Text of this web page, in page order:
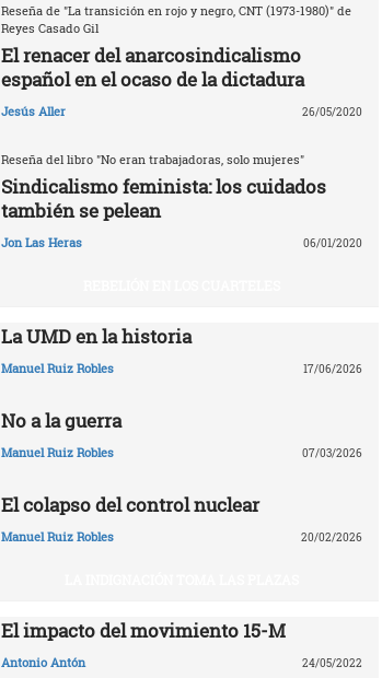
Reseña de "La transición en rojo y negro, CNT (1973-1980)" de
Reyes Casado Gil
El renacer del anarcosindicalismo
español en el ocaso de la dictadura
Jesús Aller 26/05/2020
Reseña del libro "No eran trabajadoras, solo mujeres"
Sindicalismo feminista: los cuidados
también se pelean
Jon Las Heras 06/01/2020
La UMD en la historia
Manuel Ruiz Robles 17/06/2026
No a la guerra
Manuel Ruiz Robles 07/03/2026
El colapso del control nuclear
Manuel Ruiz Robles 20/02/2026
El impacto del movimiento 15-M
Antonio Antón 24/05/2022